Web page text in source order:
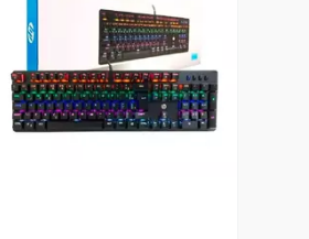
Vista Previa